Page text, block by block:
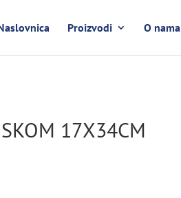
Proizvodi O nama
17X34CM